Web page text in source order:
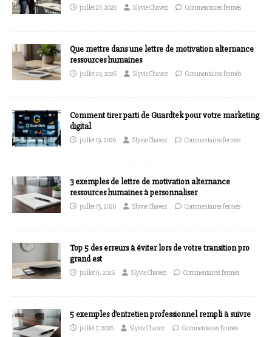
juillet 27, 2026 Slyvie Chavez Commentaires fermés
Que mettre dans une lettre de motivation alternance
ressources humaines
juillet 23, 2026 Slyvie Chavez Commentaires fermés
Comment tirer parti de Guardtek pour votre marketing
digital
juillet 19, 2026 Slyvie Chavez Commentaires fermés
3 exemples de lettre de motivation alternance
ressources humaines à personnaliser
juillet 15, 2026 Slyvie Chavez Commentaires fermés
Top 5 des erreurs à éviter lors de votre transition pro
grand est
juillet 11, 2026 Slyvie Chavez Commentaires fermés
5 exemples d’entretien professionnel rempli à suivre
juillet 7, 2026 Slyvie Chavez Commentaires fermés